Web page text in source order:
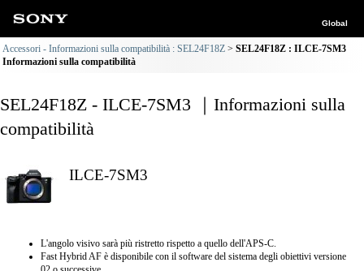
Global
Accessori - Informazioni sulla compatibilità : SEL24F18Z
SEL24F18Z : ILCE-7SM3
Informazioni sulla compatibilità
SEL24F18Z - ILCE-7SM3 ｜Informazioni sulla
compatibilità
ILCE-7SM3
L'angolo visivo sarà più ristretto rispetto a quello dell'APS-C.
Fast Hybrid AF è disponibile con il software del sistema degli obiettivi versione